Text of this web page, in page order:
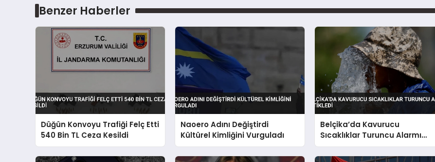
Benzer Haberler
Düğün Konvoyu Trafiği Felç Etti
540 Bin TL Ceza Kesildi
Naoero Adını Değiştirdi
Kültürel Kimliğini Vurguladı
Belçika’da Kavurucu
Sıcaklıklar Turuncu Alarmı
Tetikledi